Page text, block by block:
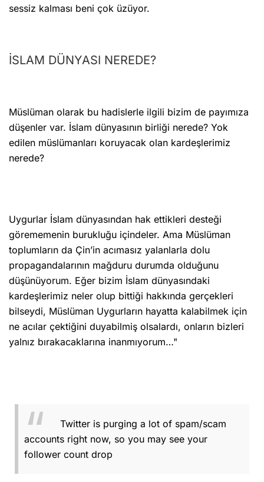
sessiz kalması beni çok üzüyor.
İSLAM DÜNYASI NEREDE?
Müslüman olarak bu hadislerle ilgili bizim de payımıza
düşenler var. İslam dünyasının birliği nerede? Yok
edilen müslümanları koruyacak olan kardeşlerimiz
nerede?
Uygurlar İslam dünyasından hak ettikleri desteği
görememenin burukluğu içindeler. Ama Müslüman
toplumların da Çin’in acımasız yalanlarla dolu
propagandalarının mağduru durumda olduğunu
düşünüyorum. Eğer bizim İslam dünyasındaki
kardeşlerimiz neler olup bittiği hakkında gerçekleri
bilseydi, Müslüman Uygurların hayatta kalabilmek için
ne acılar çektiğini duyabilmiş olsalardı, onların bizleri
yalnız bırakacaklarına inanmıyorum…"
Twitter is purging a lot of spam/scam
accounts right now, so you may see your
follower count drop